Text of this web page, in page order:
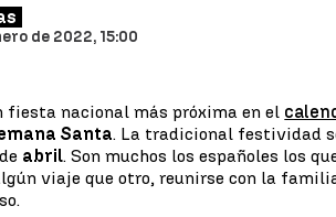
de 2022, 15:00
fiesta nacional más próxima en el
Santa. La tradicional festividad
abril. Son muchos los españoles los
viaje que otro, reunirse con la